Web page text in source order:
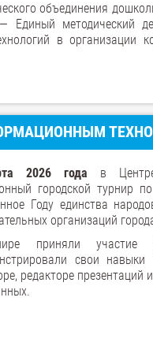
объединения
Единый методический
в организации
2026 года в Центре
городской турнир
Году единства
организаций
приняли участие
свои
редакторе